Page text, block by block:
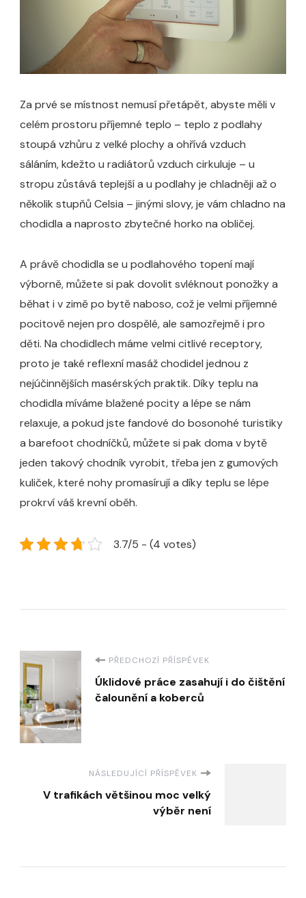
Za prvé se místnost nemusí přetápět, abyste měli v
celém prostoru příjemné teplo – teplo z podlahy
stoupá vzhůru z velké plochy a ohřívá vzduch
sáláním, kdežto u radiátorů vzduch cirkuluje – u
stropu zůstává teplejší a u podlahy je chladněji až o
několik stupňů Celsia – jinými slovy, je vám chladno na
chodidla a naprosto zbytečné horko na obličej.
A právě chodidla se u podlahového topení mají
výborně, můžete si pak dovolit svléknout ponožky a
běhat i v zimě po bytě naboso, což je velmi příjemné
pocitově nejen pro dospělé, ale samozřejmě i pro
děti. Na chodidlech máme velmi citlivé receptory,
proto je také reflexní masáž chodidel jednou z
nejúčinnějších masérských praktik. Díky teplu na
chodidla míváme blažené pocity a lépe se nám
relaxuje, a pokud jste fandové do bosonohé turistiky
a barefoot chodníčků, můžete si pak doma v bytě
jeden takový chodník vyrobit, třeba jen z gumových
kuliček, které nohy promasírují a díky teplu se lépe
prokrví váš krevní oběh.
3.7/5 - (4 votes)
Navigace
příspěvku
PŘEDCHOZÍ PŘÍSPĚVEK
Úklidové práce zasahují i do čištění
čalounění a koberců
NÁSLEDUJÍCÍ PŘÍSPĚVEK
V trafikách většinou moc velký
výběr není